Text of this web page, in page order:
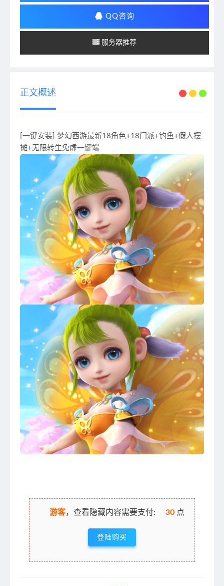
QQ咨询
服务器推荐
正文概述
[一键安装] 梦幻西游最新18角色+18门派+钓鱼+假人摆
摊+无限转生免虚一键端
游客，查看隐藏内容需要支付: 30 点
登陆购买